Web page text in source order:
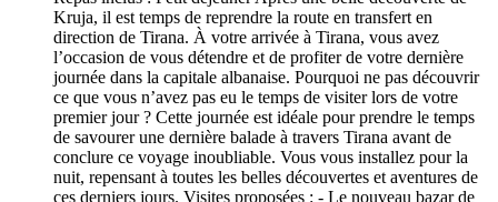
Kruja, il est temps de reprendre la route en transfert en
direction de Tirana. À votre arrivée à Tirana, vous avez
l’occasion de vous détendre et de profiter de votre dernière
journée dans la capitale albanaise. Pourquoi ne pas découvrir
ce que vous n’avez pas eu le temps de visiter lors de votre
premier jour ? Cette journée est idéale pour prendre le temps
de savourer une dernière balade à travers Tirana avant de
conclure ce voyage inoubliable. Vous vous installez pour la
nuit, repensant à toutes les belles découvertes et aventures de
ces derniers jours. Visites proposées : - Le nouveau bazar de